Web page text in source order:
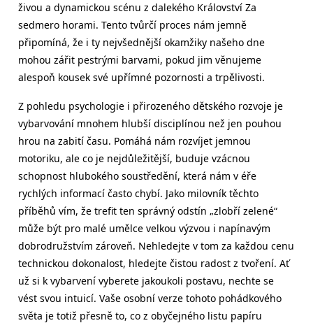
živou a dynamickou scénu z dalekého Království Za
sedmero horami. Tento tvůrčí proces nám jemně
připomíná, že i ty nejvšednější okamžiky našeho dne
mohou zářit pestrými barvami, pokud jim věnujeme
alespoň kousek své upřímné pozornosti a trpělivosti.
Z pohledu psychologie i přirozeného dětského rozvoje je
vybarvování mnohem hlubší disciplínou než jen pouhou
hrou na zabití času. Pomáhá nám rozvíjet jemnou
motoriku, ale co je nejdůležitější, buduje vzácnou
schopnost hlubokého soustředění, která nám v éře
rychlých informací často chybí. Jako milovník těchto
příběhů vím, že trefit ten správný odstín „zlobří zelené“
může být pro malé umělce velkou výzvou i napínavým
dobrodružstvím zároveň. Nehledejte v tom za každou cenu
technickou dokonalost, hledejte čistou radost z tvoření. Ať
už si k vybarvení vyberete jakoukoli postavu, nechte se
vést svou intuicí. Vaše osobní verze tohoto pohádkového
světa je totiž přesně to, co z obyčejného listu papíru